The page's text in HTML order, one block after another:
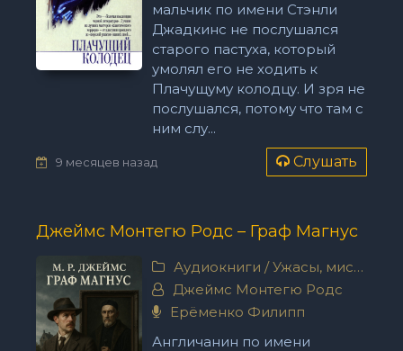
мальчик по имени Стэнли
Джадкинс не послушался
старого пастуха, который
умолял его не ходить к
Плачущуму колодцу. И зря не
послушался, потому что там с
ним слу...
9 месяцев назад Слушать
Джеймс Монтегю Родс – Граф Магнус
Аудиокниги /Ужасы, мистика
Джеймс Монтегю Родс
Ерёменко Филипп
Англичанин по имени